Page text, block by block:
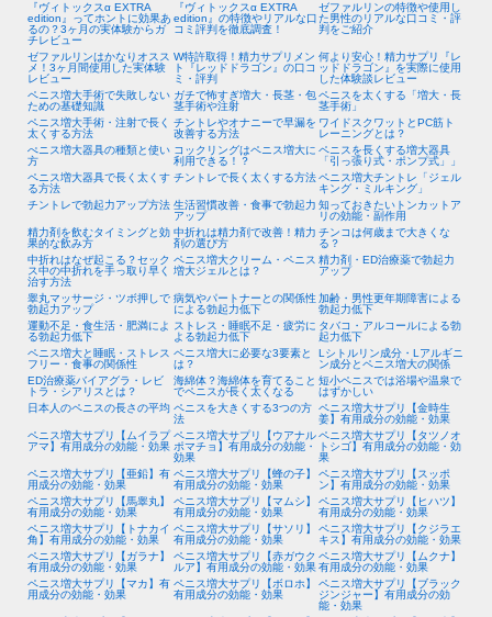
『ヴィトックスα EXTRA
edition』ってホントに効果あ
るの？3ヶ月の実体験からガ
チレビュー
『ヴィトックスα EXTRA
edition』の特徴やリアルな口
コミ評判を徹底調査！
ゼファルリンの特徴や使用し
た男性のリアルな口コミ・評
判をご紹介
ゼファルリンはかなりオスス
メ！3ヶ月間使用した実体験
レビュー
W特許取得！精力サプリメン
ト『レッドドラゴン』の口コ
ミ・評判
何より安心！精力サプリ『レ
ッドドラゴン』を実際に使用
した体験談レビュー
ペニス増大手術で失敗しない
ための基礎知識
ガチで怖すぎ増大・長茎・包
茎手術や注射
ペニスを太くする「増大・長
茎手術」
ペニス増大手術・注射で長く
太くする方法
チントレやオナニーで早漏を
改善する方法
ワイドスクワットとPC筋ト
レーニングとは？
ぺニス増大器具の種類と使い
方
コックリングはペニス増大に
利用できる！？
ペニスを長くする増大器具
「引っ張り式・ポンプ式」」
ペニス増大器具で長く太くす
る方法
チントレで長く太くする方法 ペニス増大チントレ「ジェル
キング・ミルキング」
チントレで勃起力アップ方法 生活習慣改善・食事で勃起力
アップ
知っておきたいトンカットア
リの効能・副作用
精力剤を飲むタイミングと効
果的な飲み方
中折れは精力剤で改善！精力
剤の選び方
チンコは何歳まで大きくな
る？
中折れはなぜ起こる？セック
ス中の中折れを手っ取り早く
治す方法
ペニス増大クリーム・ペニス
増大ジェルとは？
精力剤・ED治療薬で勃起力
アップ
睾丸マッサージ・ツボ押しで
勃起力アップ
病気やパートナーとの関係性
による勃起力低下
加齢・男性更年期障害による
勃起力低下
運動不足・食生活・肥満によ
る勃起力低下
ストレス・睡眠不足・疲労に
よる勃起力低下
タバコ・アルコールによる勃
起力低下
ペニス増大と睡眠・ストレス
フリー・食事の関係性
ペニス増大に必要な3要素と
は？
Lシトルリン成分・Lアルギニ
ン成分とペニス増大の関係
ED治療薬バイアグラ・レビ
トラ・シアリスとは？
海綿体？海綿体を育てること
でペニスが長く太くなる
短小ペニスでは浴場や温泉で
はずかしい
日本人のペニスの長さの平均 ペニスを大きくする3つの方
法
ペニス増大サプリ【金時生
姜】有用成分の効能・効果
ペニス増大サプリ【ムイラプ
アマ】有用成分の効能・効果
ペニス増大サプリ【ウアナル
ポマチョ】有用成分の効能・
効果
ペニス増大サプリ【タツノオ
トシゴ】有用成分の効能・効
果
ペニス増大サプリ【亜鉛】有
用成分の効能・効果
ペニス増大サプリ【蜂の子】
有用成分の効能・効果
ペニス増大サプリ【スッポ
ン】有用成分の効能・効果
ペニス増大サプリ【馬睾丸】
有用成分の効能・効果
ペニス増大サプリ【マムシ】
有用成分の効能・効果
ペニス増大サプリ【ヒハツ】
有用成分の効能・効果
ペニス増大サプリ【トナカイ
角】有用成分の効能・効果
ペニス増大サプリ【サソリ】
有用成分の効能・効果
ペニス増大サプリ【クジラエ
キス】有用成分の効能・効果
ペニス増大サプリ【ガラナ】
有用成分の効能・効果
ペニス増大サプリ【赤ガウク
ルア】有用成分の効能・効果
ペニス増大サプリ【ムクナ】
有用成分の効能・効果
ペニス増大サプリ【マカ】有
用成分の効能・効果
ペニス増大サプリ【ボロホ】
有用成分の効能・効果
ペニス増大サプリ【ブラック
ジンジャー】有用成分の効
能・効果